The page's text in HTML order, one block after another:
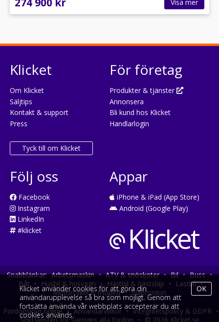
Visa mer
Klicket
Om Klicket
Säljtips
Kontakt & support
Press
Tyck till om Klicket
För företag
Produkter & tjänster
Annonsera
Bli kund hos Klicket
Handlarlogin
Följ oss
Facebook
Instagram
LinkedIn
#klicket
Appar
iPhone & iPad (App Store)
Android (Google Play)
Snabblänkar: Arbetsmaskin • ATV & snöskoter • Bil • Buss •
Båt • Husbil & husvagn • Hästbil & hästsläp • Lastbil •
Motorcykel & moped • Släpfordon
Fordonsköp online • Användarvillkor • Integritetspolicy & GDPR •
Söktjänsten för Sveriges alla fordon • © 2026 Klicket.se
Klicket använder cookies för att göra din
användarupplevelse så bra som möjligt. Genom att
fortsätta använda vår webbplats accepterar du att
cookies används.
OK